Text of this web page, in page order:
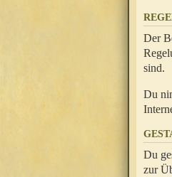
Der
sind.
Du
Du
zur